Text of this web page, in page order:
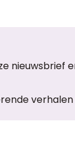
nieuwsbrief
verhalen